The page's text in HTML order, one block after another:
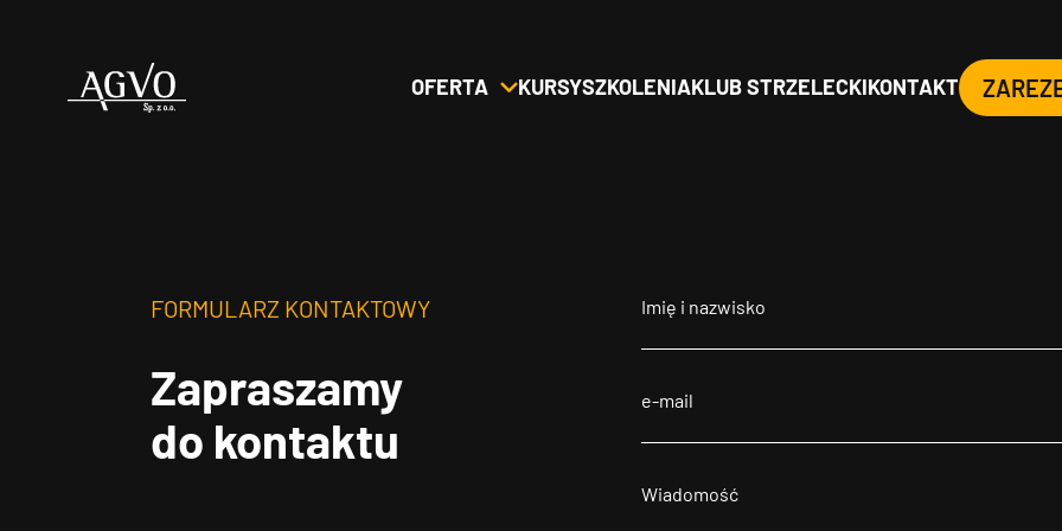
Header
OFERTA KURSYSZKOLENIAKLUB STRZELECKIKONTAKT
FORMULARZ KONTAKTOWY
Zapraszamy
do kontaktu